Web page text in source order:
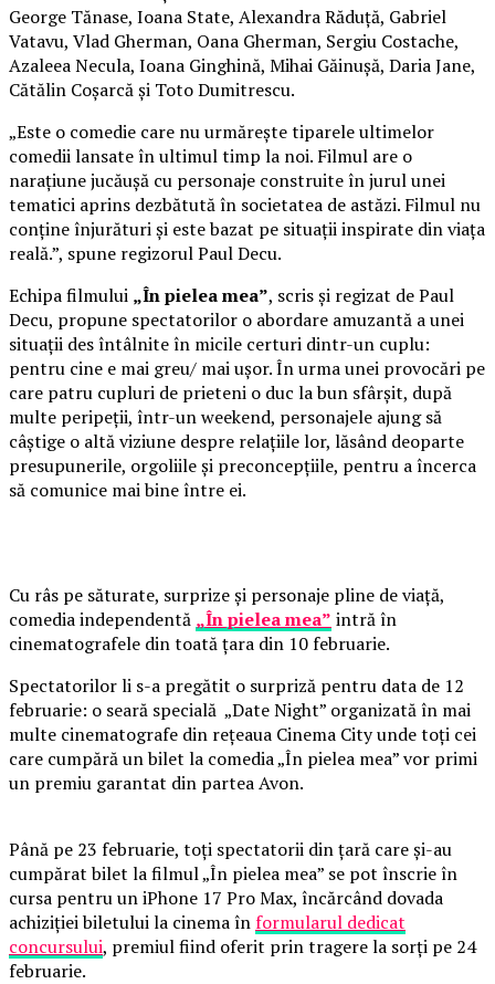
George Tănase, Ioana State, Alexandra Răduță, Gabriel
Vatavu, Vlad Gherman, Oana Gherman, Sergiu Costache,
Azaleea Necula, Ioana Ginghină, Mihai Găinușă, Daria Jane,
Cătălin Coșarcă și Toto Dumitrescu.
„Este o comedie care nu urmărește tiparele ultimelor
comedii lansate în ultimul timp la noi. Filmul are o
narațiune jucăușă cu personaje construite în jurul unei
tematici aprins dezbătută în societatea de astăzi. Filmul nu
conține înjurături și este bazat pe situații inspirate din viața
reală.”, spune regizorul Paul Decu.
Echipa filmului „În pielea mea”, scris și regizat de Paul
Decu, propune spectatorilor o abordare amuzantă a unei
situații des întâlnite în micile certuri dintr-un cuplu:
pentru cine e mai greu/ mai ușor. În urma unei provocări pe
care patru cupluri de prieteni o duc la bun sfârșit, după
multe peripeții, într-un weekend, personajele ajung să
câștige o altă viziune despre relațiile lor, lăsând deoparte
presupunerile, orgoliile și preconcepțiile, pentru a încerca
să comunice mai bine între ei.
Cu râs pe săturate, surprize și personaje pline de viață,
comedia independentă „În pielea mea” intră în
cinematografele din toată țara din 10 februarie.
Spectatorilor li s-a pregătit o surpriză pentru data de 12
februarie: o seară specială „Date Night” organizată în mai
multe cinematografe din rețeaua Cinema City unde toți cei
care cumpără un bilet la comedia „În pielea mea” vor primi
un premiu garantat din partea Avon.
Până pe 23 februarie, toți spectatorii din țară care și-au
cumpărat bilet la filmul „În pielea mea” se pot înscrie în
cursa pentru un iPhone 17 Pro Max, încărcând dovada
achiziției biletului la cinema înformularul dedicat
concursului, premiul fiind oferit prin tragere la sorți pe 24
februarie.